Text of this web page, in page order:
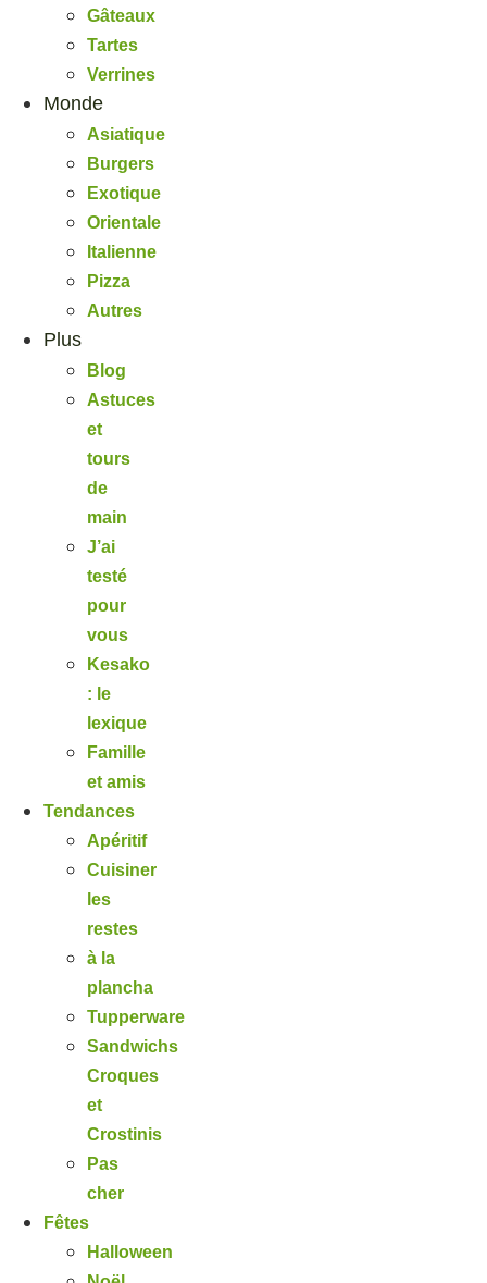
Gâteaux
Tartes
Verrines
Monde
Asiatique
Burgers
Exotique
Orientale
Italienne
Pizza
Autres
Plus
Blog
Astuces
et
tours
de
main
J’ai
testé
pour
vous
Kesako
: le
lexique
Famille
et amis
Tendances
Apéritif
Cuisiner
les
restes
à la
plancha
Tupperware
Sandwichs
Croques
et
Crostinis
Pas
cher
Fêtes
Halloween